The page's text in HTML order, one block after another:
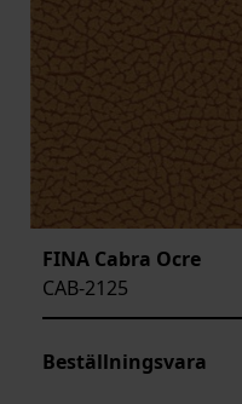
FINA Cabra Ocre
CAB-2125
Beställningsvara